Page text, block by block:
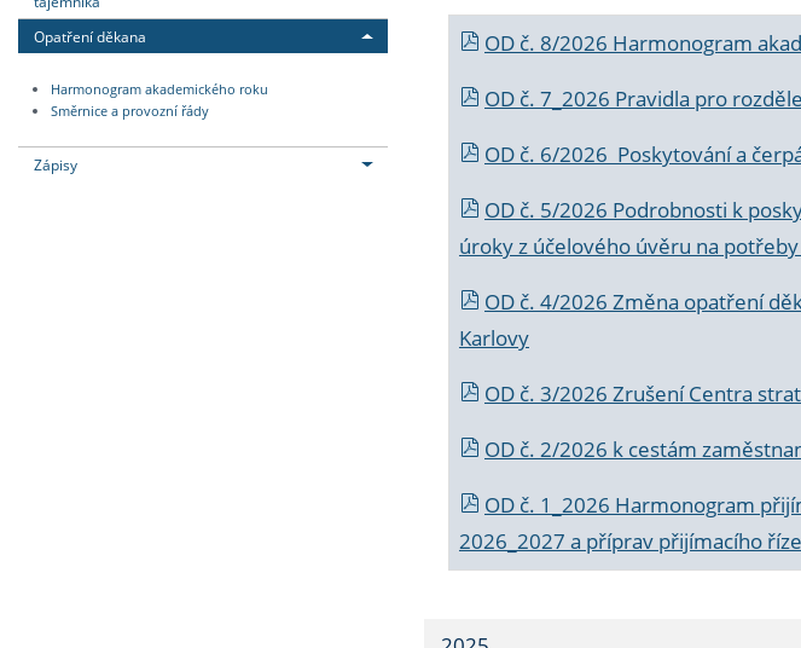
Opatření děkana
Harmonogram akademického roku
Směrnice a provozní řády
Zápisy
OD č. 8/2026 Harmonogram
OD č. 7_2026 Pravidla pro
OD č. 6/2026 Poskytování a
OD č. 5/2026 Podrobnosti k
úroky z účelového úvěru na
OD č. 4/2026 Změna opatření
Karlovy
OD č. 3/2026 Zrušení Centra
OD č. 2/2026 k cestám
OD č. 1_2026 Harmonogram
2026_2027 a příprav přijímacího